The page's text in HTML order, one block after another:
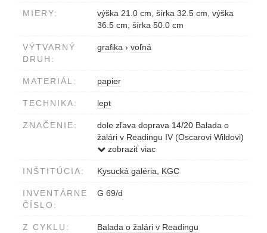
MIERY:
výška 21.0 cm, šírka 32.5 cm, výška
36.5 cm, šírka 50.0 cm
VÝTVARNÝ
DRUH:
grafika › voľná
MATERIÁL: papier
TECHNIKA: lept
ZNAČENIE:
dole zľava doprava 14/20 Balada o
žalári v Readingu IV (Oscarovi Wildovi)
Dušan Kállay 1980
zobraziť viac
INŠTITÚCIA: Kysucká galéria, KGC
INVENTÁRNE
ČÍSLO:
G 69/d
Z CYKLU: Balada o žalári v Readingu